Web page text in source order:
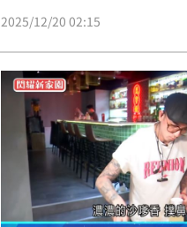
給付後，里長竟然找黑幫到場
2025/12/20 02:15